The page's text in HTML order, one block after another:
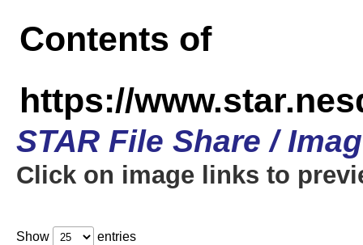
Contents of
https://
STAR File Share /
Click on image links to
Show entries